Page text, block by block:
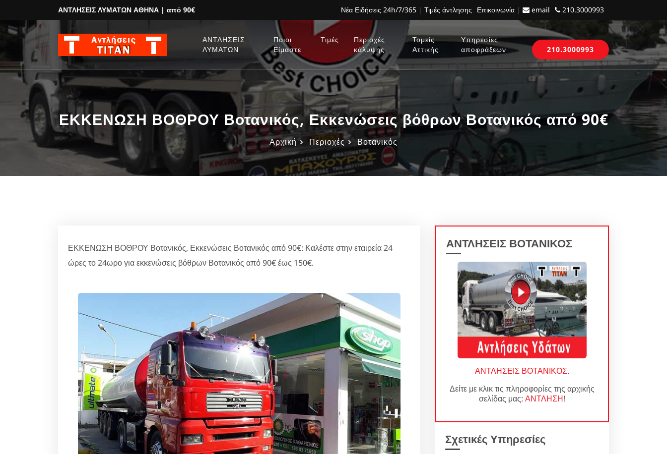
ΑΝΤΛΗΣΕΙΣ ΛΥΜΑΤΩΝ ΑΘΗΝΑ | από 90€ Νέα Ειδήσεις 24h/7/365 | Τιμές άντλησης Επικοινωνία | email 210.3000993
ΑΝΤΛΗΣΕΙΣ
ΛΥΜΑΤΩΝ
Ποιοι
Είμαστε
Τιμές
Περιοχές
κάλυψης
Τομείς
Αττικής
Υπηρεσίες
αποφράξεων
210.3000993
ΕΚΚΕΝΩΣΗ ΒΟΘΡΟΥ Βοτανικός, Εκκενώσεις βόθρων Βοτανικός από 90€
Αρχική Περιοχές Βοτανικός
ΕΚΚΕΝΩΣΗ ΒΟΘΡΟΥ Βοτανικός, Εκκενώσεις Βοτανικός από 90€: Καλέστε στην εταιρεία 24
ώρες το 24ωρο για εκκενώσεις βόθρων Βοτανικός από 90€ έως 150€.
ΑΝΤΛΗΣΕΙΣ ΒΟΤΑΝΙΚΟΣ
ΑΝΤΛΗΣΕΙΣ ΒΟΤΑΝΙΚΟΣ.
Δείτε με κλικ τις πληροφορίες της αρχικής
σελίδας μας: ΑΝΤΛΗΣΗ!
Σχετικές Υπηρεσίες